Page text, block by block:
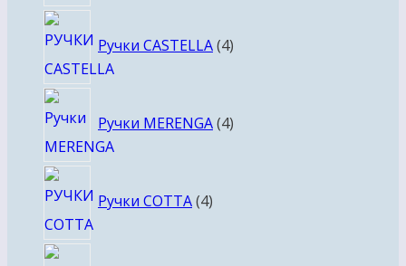
Ручки CASTELLA 4товара
Ручки MERENGA 4товара
Ручки COTTA 4товара